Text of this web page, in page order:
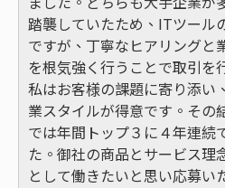
踏襲していたため、ITツール
ですが、丁寧なヒアリングと
を根気強く行うことで取引を
私はお客様の課題に寄り添い
業スタイルが得意です。その
では年間トップ３に４年連続
た。御社の商品とサービス理
として働きたいと思い応募い